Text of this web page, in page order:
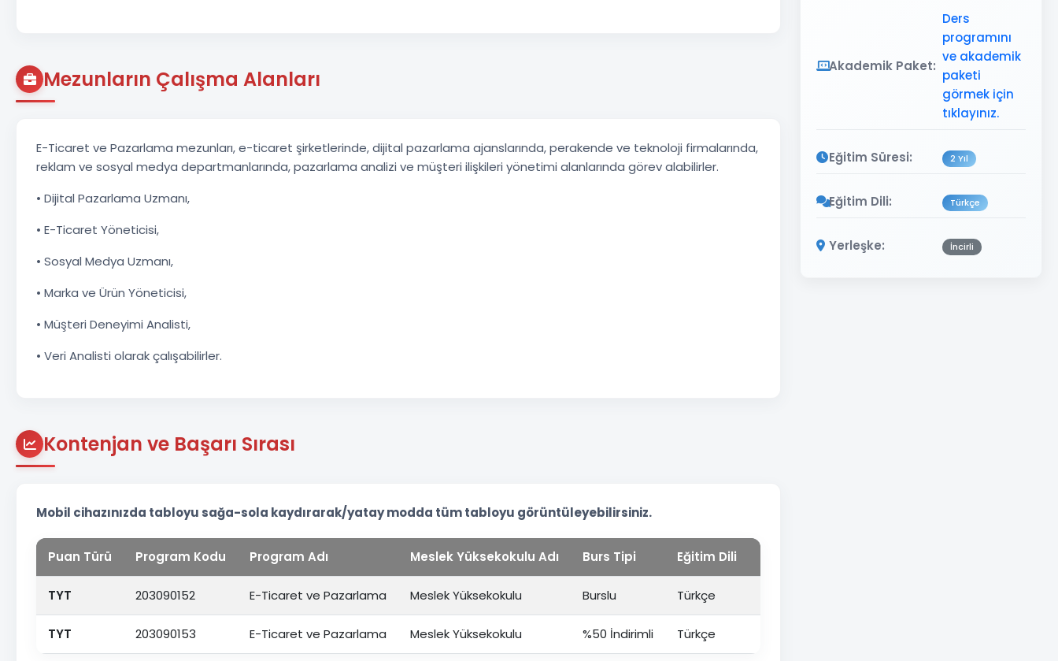
Mezunların Çalışma Alanları
E-Ticaret ve Pazarlama mezunları, e-ticaret şirketlerinde, dijital pazarlama ajanslarında, perakende ve teknoloji firmalarında,
reklam ve sosyal medya departmanlarında, pazarlama analizi ve müşteri ilişkileri yönetimi alanlarında görev alabilirler.
• Dijital Pazarlama Uzmanı,
• E-Ticaret Yöneticisi,
• Sosyal Medya Uzmanı,
• Marka ve Ürün Yöneticisi,
• Müşteri Deneyimi Analisti,
• Veri Analisti olarak çalışabilirler.
Kontenjan ve Başarı Sırası
Mobil cihazınızda tabloyu sağa-sola kaydırarak/yatay modda tüm tabloyu görüntüleyebilirsiniz.
Puan Türü Program Kodu Program Adı Meslek Yüksekokulu Adı Burs Tipi Eğitim Dili
TYT 203090152 E-Ticaret ve Pazarlama Meslek Yüksekokulu Burslu Türkçe
TYT 203090153 E-Ticaret ve Pazarlama Meslek Yüksekokulu %50 İndirimli Türkçe
Akademik Paket:
Ders
programını
ve akademik
paketi
görmek için
tıklayınız.
Eğitim Süresi: 2 Yıl
Eğitim Dili: Türkçe
Yerleşke: İncirli